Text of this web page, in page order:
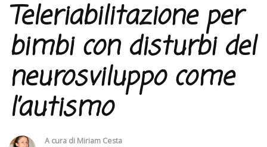
Teleriabilitazione per
bimbi con disturbi del
neurosviluppo come
l’autismo
A cura di Miriam Cesta